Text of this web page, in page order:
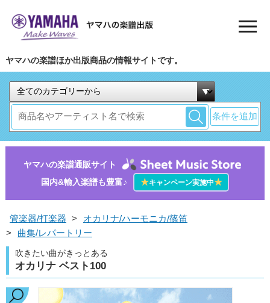
ヤマハの楽譜ほか出版商品の情報サイトです。
条件を追加
ヤマハの楽譜通販サイト
国内&輸入楽譜も豊富♪
★キャンペーン実施中★
管楽器/打楽器 >
オカリナ/ハーモニカ/篠笛
>
曲集/レパートリー
吹きたい曲がきっとある
オカリナ ベスト100